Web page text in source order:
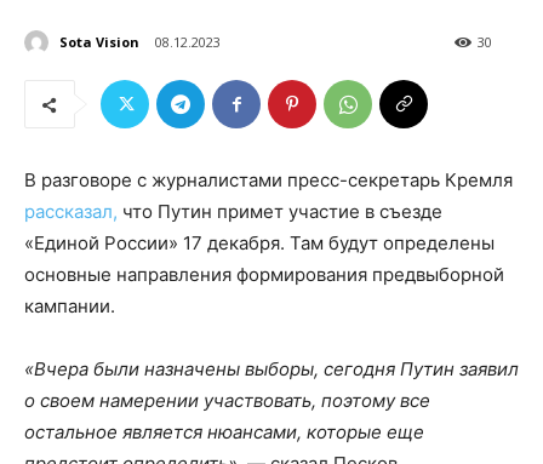
Sota Vision 08.12.2023 30
В разговоре с журналистами пресс-секретарь Кремля
рассказал, что Путин примет участие в съезде
«Единой России» 17 декабря. Там будут определены
основные направления формирования предвыборной
кампании.
«Вчера были назначены выборы, сегодня Путин заявил
о своем намерении участвовать, поэтому все
остальное является нюансами, которые еще